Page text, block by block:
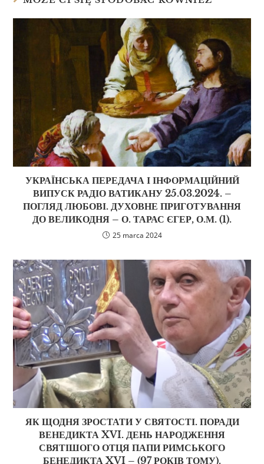
УКРАЇНСЬКА ПЕРЕДАЧА І ІНФОРМАЦІЙНИЙ
ВИПУСК РАДІО ВАТИКАНУ 25.03.2024. –
ПОГЛЯД ЛЮБОВІ. ДУХОВНЕ ПРИГОТУВАННЯ
ДО ВЕЛИКОДНЯ – О. ТАРАС ЄГЕР, О.М. (1).
25 marca 2024
ЯК ЩОДНЯ ЗРОСТАТИ У СВЯТОСТІ. ПОРАДИ
ВЕНЕДИКТА XVI. ДЕНЬ НАРОДЖЕННЯ
СВЯТІШОГО ОТЦЯ ПАПИ РИМСЬКОГО
БЕНЕДИКТА XVI – (97 РОКІВ ТОМУ).